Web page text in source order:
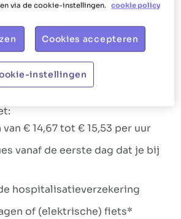
. Dat vertalen we door naar
we jou als poetshulp verlonen
laten stralen, dat is ons doel.
Het Poetsbureau Houthalen
loonpakket
€ 14,67 tot € 15,53 per uur
vanaf de eerste dag dat je bij
hospitalisatieverzekering
of (elektrische) fiets*
via de cookie-instellingen. cookie policy
Cookies accepteren
instellingen